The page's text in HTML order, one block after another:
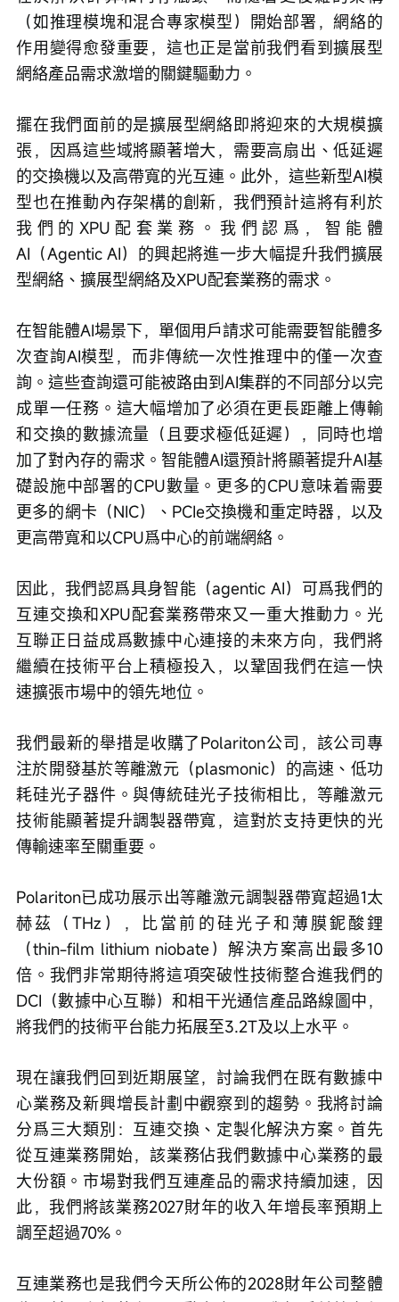
（如推理模塊和混合專家模型）開始部署，網絡的
作用變得愈發重要，這也正是當前我們看到擴展型
網絡產品需求激增的關鍵驅動力。
擺在我們面前的是擴展型網絡即將迎來的大規模擴
張，因爲這些域將顯著增大，需要高扇出、低延遲
的交換機以及高帶寬的光互連。此外，這些新型AI模
型也在推動內存架構的創新，我們預計這將有利於
我們的XPU配套業務。我們認爲，智能體
AI（Agentic AI）的興起將進一步大幅提升我們擴展
型網絡、擴展型網絡及XPU配套業務的需求。
在智能體AI場景下，單個用戶請求可能需要智能體多
次查詢AI模型，而非傳統一次性推理中的僅一次查
詢。這些查詢還可能被路由到AI集群的不同部分以完
成單一任務。這大幅增加了必須在更長距離上傳輸
和交換的數據流量（且要求極低延遲），同時也增
加了對內存的需求。智能體AI還預計將顯著提升AI基
礎設施中部署的CPU數量。更多的CPU意味着需要
更多的網卡（NIC）、PCIe交換機和重定時器，以及
更高帶寬和以CPU爲中心的前端網絡。
因此，我們認爲具身智能（agentic AI）可爲我們的
互連交換和XPU配套業務帶來又一重大推動力。光
互聯正日益成爲數據中心連接的未來方向，我們將
繼續在技術平台上積極投入，以鞏固我們在這一快
速擴張市場中的領先地位。
我們最新的舉措是收購了Polariton公司，該公司專
注於開發基於等離激元（plasmonic）的高速、低功
耗硅光子器件。與傳統硅光子技術相比，等離激元
技術能顯著提升調製器帶寬，這對於支持更快的光
傳輸速率至關重要。
Polariton已成功展示出等離激元調製器帶寬超過1太
赫茲（THz），比當前的硅光子和薄膜鈮酸鋰
（thin-film lithium niobate）解決方案高出最多10
倍。我們非常期待將這項突破性技術整合進我們的
DCI（數據中心互聯）和相干光通信產品路線圖中，
將我們的技術平台能力拓展至3.2T及以上水平。
現在讓我們回到近期展望，討論我們在既有數據中
心業務及新興增長計劃中觀察到的趨勢。我將討論
分爲三大類別：互連交換、定製化解決方案。首先
從互連業務開始，該業務佔我們數據中心業務的最
大份額。市場對我們互連產品的需求持續加速，因
此，我們將該業務2027財年的收入年增長率預期上
調至超過70%。
互連業務也是我們今天所公佈的2028財年公司整體